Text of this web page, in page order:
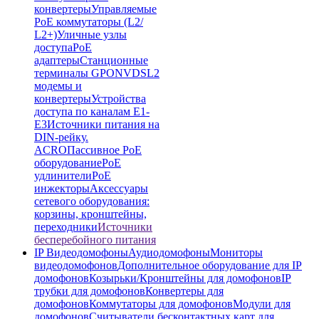
конвертерыУправляемые
PoE коммутаторы (L2/
L2+)Уличные узлы
доступаPoE
адаптерыСтанционные
терминалы GPONVDSL2
модемы и
конвертерыУстройства
доступа по каналам E1-
E3Источники питания на
DIN-рейку.
ACROПассивное PoE
оборудованиеPoE
удлинителиPoE
инжекторыАксессуары
сетевого оборудования:
корзины, кронштейны,
переходникиИсточники
бесперебойного питания
IP ВидеодомофоныАудиодомофоныМониторы
видеодомофоновДополнительное оборудование для IP
домофоновКозырьки/Кронштейны для домофоновIP
трубки для домофоновКонвертеры для
домофоновКоммутаторы для домофоновМодули для
домофоновСчитыватели бесконтактных карт для